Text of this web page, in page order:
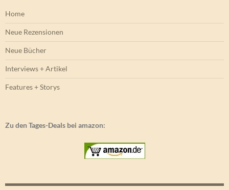
Home
Neue Rezensionen
Neue Bücher
Interviews + Artikel
Features + Storys
Zu den Tages-Deals bei amazon: